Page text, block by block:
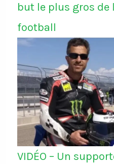
but le plus gros de
football
VIDÉO – Un